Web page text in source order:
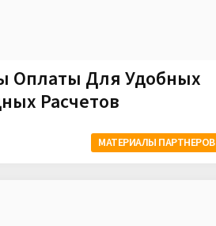
Оплаты Для Удобных
Расчетов
МАТЕРИАЛЫ ПАРТНЕРОВ